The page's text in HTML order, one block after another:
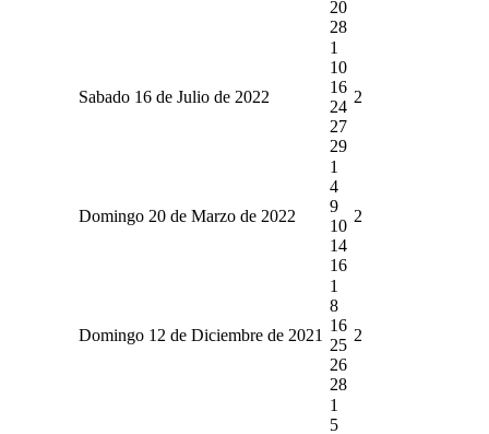
20
28
Sabado 16 de Julio de 2022
1
10
16
24
27
29
2
Domingo 20 de Marzo de 2022
1
4
9
10
14
16
2
Domingo 12 de Diciembre de 2021
1
8
16
25
26
28
2
1
5